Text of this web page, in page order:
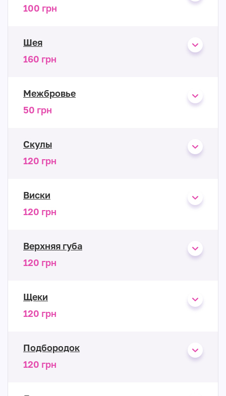
100 грн
Шея
160 грн
Межбровье
50 грн
Скулы
120 грн
Виски
120 грн
Верхняя губа
120 грн
Щеки
120 грн
Подбородок
120 грн